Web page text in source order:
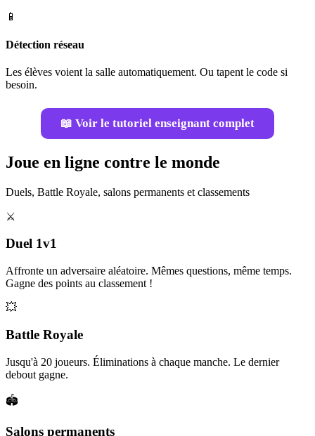
📱
Détection réseau
Les élèves voient la salle automatiquement. Ou tapent le code si
besoin.
📖 Voir le tutoriel enseignant complet
Joue en ligne contre le monde
Duels, Battle Royale, salons permanents et classements
⚔️
Duel 1v1
Affronte un adversaire aléatoire. Mêmes questions, même temps.
Gagne des points au classement !
💥
Battle Royale
Jusqu'à 20 joueurs. Éliminations à chaque manche. Le dernier
debout gagne.
🏟️
Salons permanents